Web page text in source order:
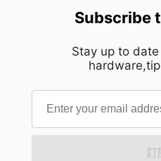
Subscribe
Stay up to
訂